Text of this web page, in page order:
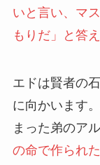
いと言い、マ
もりだ」と答え
エドは賢者の
に向かいます
まった弟のア
の命で作られ